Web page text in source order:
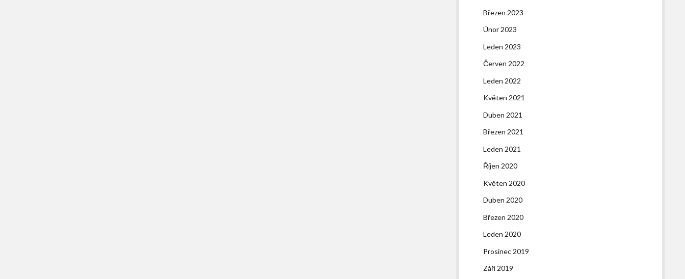
Březen 2023
Únor 2023
Leden 2023
Červen 2022
Leden 2022
Květen 2021
Duben 2021
Březen 2021
Leden 2021
Říjen 2020
Květen 2020
Duben 2020
Březen 2020
Leden 2020
Prosinec 2019
Září 2019